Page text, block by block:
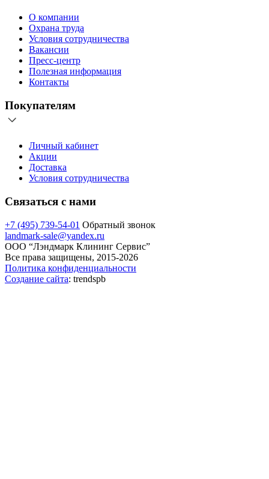
О компании
Охрана труда
Условия сотрудничества
Вакансии
Пресс-центр
Полезная информация
Контакты
Покупателям
Личный кабинет
Акции
Доставка
Условия сотрудничества
Связаться с нами
+7 (495) 739-54-01 Обратный звонок
landmark-sale@yandex.ru
ООО “Лэндмарк Клининг Сервис”
Все права защищены, 2015-2026
Политика конфиденциальности
Создание сайта: trendspb